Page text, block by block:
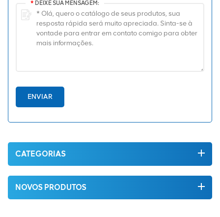
* DEIXE SUA MENSAGEM:
ENVIAR
CATEGORIAS
NOVOS PRODUTOS